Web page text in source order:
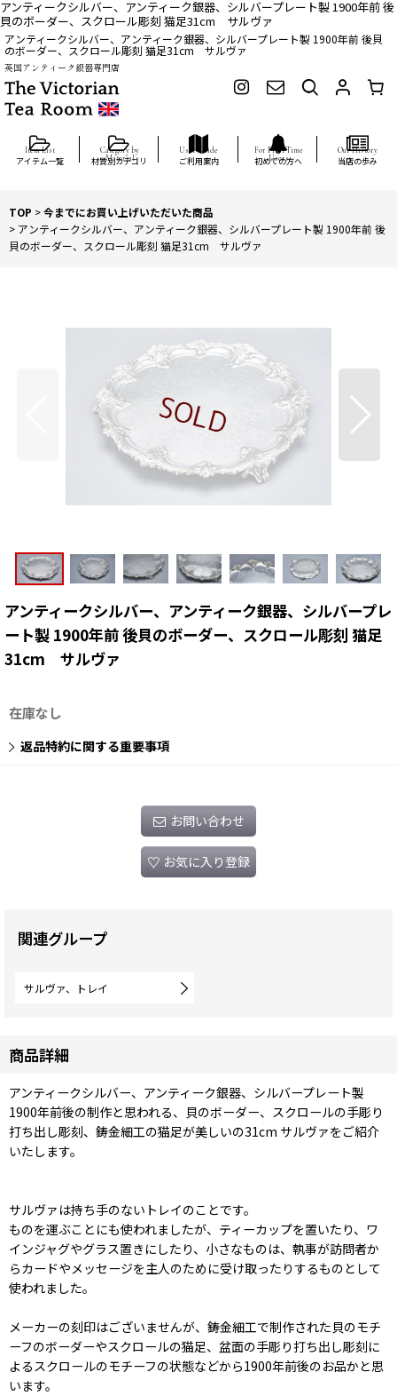
アンティークシルバー、アンティーク銀器、シルバープレート製 1900年前 後
貝のボーダー、スクロール彫刻 猫足31cm サルヴァ
アンティークシルバー、アンティーク銀器、シルバープレート製 1900年前 後貝
のボーダー、スクロール彫刻 猫足31cm サルヴァ
英国アンティーク銀器専門店
アイテム一覧 材質別カテゴリ ご利用案内 初めての方へ 当店の歩み
TOP >今までにお買い上げいただいた商品
> アンティークシルバー、アンティーク銀器、シルバープレート製 1900年前 後
貝のボーダー、スクロール彫刻 猫足31cm サルヴァ
アンティークシルバー、アンティーク銀器、シルバープレ
ート製 1900年前 後貝のボーダー、スクロール彫刻 猫足
31cm サルヴァ
在庫なし
返品特約に関する重要事項
お問い合わせ
お気に入り登録
関連グループ
サルヴァ、トレイ
商品詳細
アンティークシルバー、アンティーク銀器、シルバープレート製
1900年前後の制作と思われる、貝のボーダー、スクロールの手彫り
打ち出し彫刻、鋳金細工の猫足が美しいの31cm サルヴァをご紹介
いたします。
サルヴァは持ち手のないトレイのことです。
ものを運ぶことにも使われましたが、ティーカップを置いたり、ワ
インジャグやグラス置きにしたり、小さなものは、執事が訪問者か
らカードやメッセージを主人のために受け取ったりするものとして
使われました。
メーカーの刻印はございませんが、鋳金細工で制作された貝のモチ
ーフのボーダーやスクロールの猫足、盆面の手彫り打ち出し彫刻に
よるスクロールのモチーフの状態などから1900年前後のお品かと思
います。